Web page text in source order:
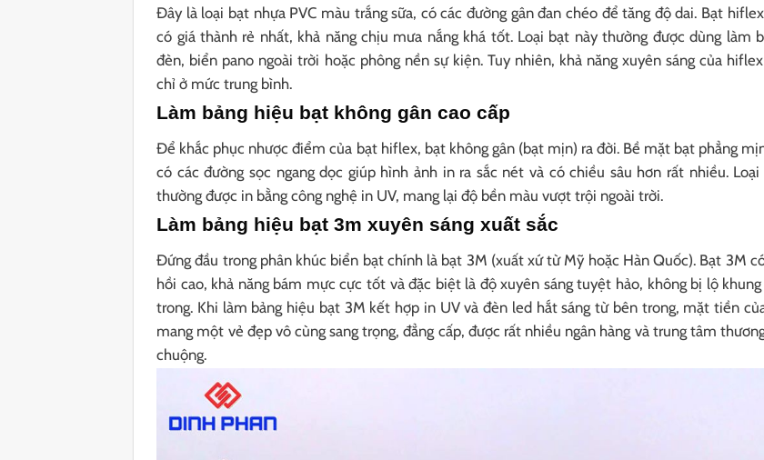
Đây là loại bạt nhựa PVC màu trắng sữa, có các đường gân đan chéo để tăng độ dai. Bạt
có giá thành rẻ nhất, khả năng chịu mưa nắng khá tốt. Loại bạt này thường được dùng làm
đèn, biển pano ngoài trời hoặc phông nền sự kiện. Tuy nhiên, khả năng xuyên sáng của
chỉ ở mức trung bình.
Làm bảng hiệu bạt không gân cao cấp
Để khắc phục nhược điểm của bạt hiflex, bạt không gân (bạt mịn) ra đời. Bề mặt bạt phẳng
có các đường sọc ngang dọc giúp hình ảnh in ra sắc nét và có chiều sâu hơn rất nhiều.
thường được in bằng công nghệ in UV, mang lại độ bền màu vượt trội ngoài trời.
Làm bảng hiệu bạt 3m xuyên sáng xuất sắc
Đứng đầu trong phân khúc biển bạt chính là bạt 3M (xuất xứ từ Mỹ hoặc Hàn Quốc). Bạt 3M
hồi cao, khả năng bám mực cực tốt và đặc biệt là độ xuyên sáng tuyệt hảo, không bị lộ
trong. Khi làm bảng hiệu bạt 3M kết hợp in UV và đèn led hắt sáng từ bên trong, mặt tiền
mang một vẻ đẹp vô cùng sang trọng, đẳng cấp, được rất nhiều ngân hàng và trung tâm
chuộng.